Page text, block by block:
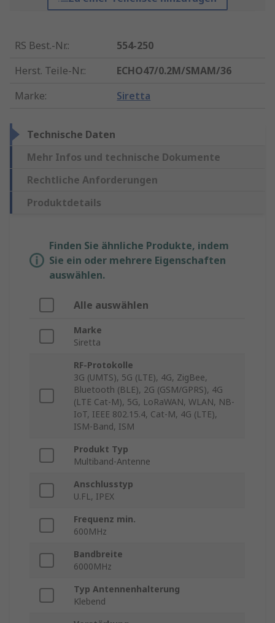
RS Best.-Nr.:
554-250
Herst. Teile-Nr.:
ECHO47/0.2M/SMAM/36
Marke: Siretta
Technische Daten
Mehr Infos und technische Dokumente
Rechtliche Anforderungen
Produktdetails
Finden Sie ähnliche Produkte, indem
Sie ein oder mehrere Eigenschaften
auswählen.
Alle auswählen
Marke
Siretta
RF-Protokolle
3G (UMTS), 5G (LTE), 4G, ZigBee,
Bluetooth (BLE), 2G (GSM/GPRS), 4G
(LTE Cat-M), 5G, LoRaWAN, WLAN, NB-
IoT, IEEE 802.15.4, Cat-M, 4G (LTE),
ISM-Band, ISM
Produkt Typ
Multiband-Antenne
Anschlusstyp
U.FL, IPEX
Frequenz min.
600MHz
Bandbreite
6000MHz
Typ Antennenhalterung
Klebend